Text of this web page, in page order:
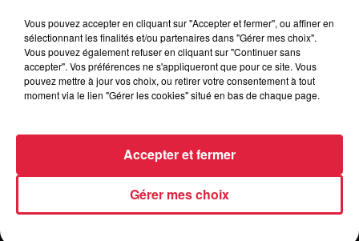
Toute l'actu
de Villé
Vous pouvez accepter en cliquant sur "Accepter et fermer", ou affiner en
sélectionnant les finalités et/ou partenaires dans "Gérer mes choix".
Vous pouvez également refuser en cliquant sur "Continuer sans
accepter". Vos préférences ne s'appliqueront que pour ce site. Vous
pouvez mettre à jour vos choix, ou retirer votre consentement à tout
moment via le lien "Gérer les cookies" situé en bas de chaque page.
Gérer mes choix
Accepter et fermer